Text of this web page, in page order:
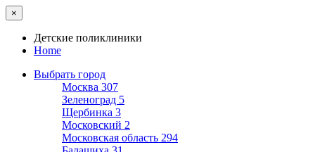
×
Детские поликлиники
Home
Выбрать город
Москва 307
Зеленоград 5
Щербинка 3
Московский 2
Московская область 294